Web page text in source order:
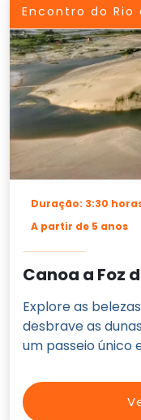
Encontro do Rio
Duração: 3:30
A partir de 5 anos
Canoa a Foz
Explore as
desbrave as
um passeio único